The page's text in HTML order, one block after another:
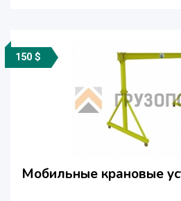
150 $
Мобильные крановые